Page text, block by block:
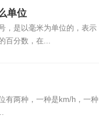
单位
，是以毫米为单位的，表示
百分数，在...
有两种，一种是km/h，一种